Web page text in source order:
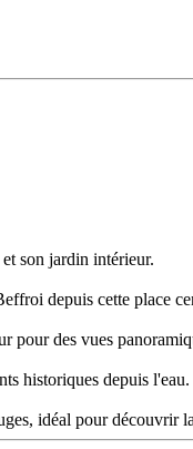
son jardin intérieur.
depuis cette place
pour des vues
historiques depuis l'eau.
idéal pour découvrir